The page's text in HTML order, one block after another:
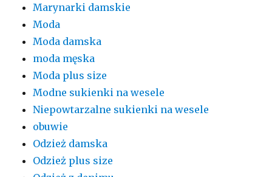
Marynarki damskie
Moda
Moda damska
moda męska
Moda plus size
Modne sukienki na wesele
Niepowtarzalne sukienki na wesele
obuwie
Odzież damska
Odzież plus size